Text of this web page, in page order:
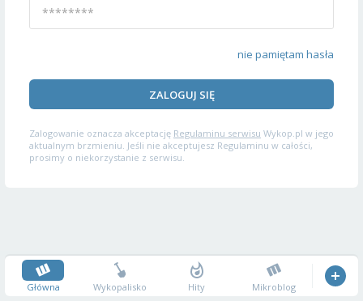
nie pamiętam hasła
ZALOGUJ SIĘ
Zalogowanie oznacza akceptację Regulaminu serwisu Wykop.pl w jego
aktualnym brzmieniu. Jeśli nie akceptujesz Regulaminu w całości,
prosimy o niekorzystanie z serwisu.
Główna Wykopalisko Hity Mikroblog